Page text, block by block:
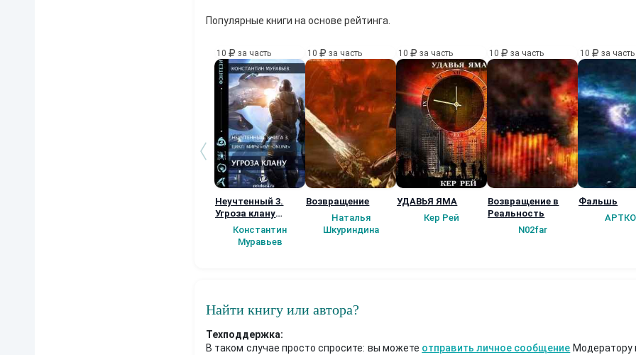
Популярные книги на основе рейтинга.
10 за часть
Неучтенный 3.
Угроза клану
(Альтернативное
продолжение)
Константин
Муравьев
10 за часть
Возвращение
Наталья
Шкуриндина
10 за часть
УДАВЬЯ ЯМА
Кер Рей
10 за часть
Возвращение в
Реальность
N02far
10 за часть
Фальшь
Найти книгу или автора?
Техподдержка:
В таком случае просто спросите: вы можете отправить личное сообщение Модератору